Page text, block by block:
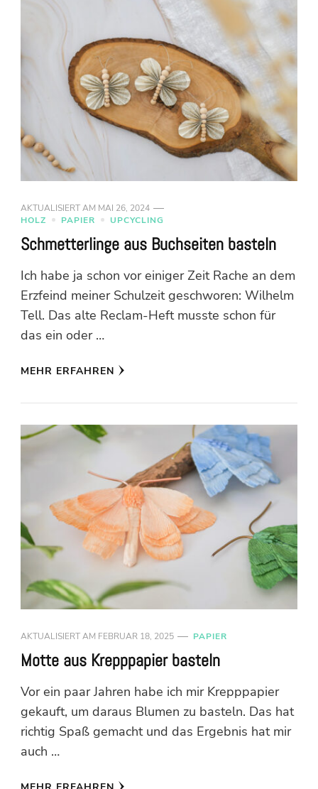
AKTUALISIERT AM MAI 26, 2024
HOLZ
PAPIER UPCYCLING
Schmetterlinge aus Buchseiten basteln
Ich habe ja schon vor einiger Zeit Rache an dem
Erzfeind meiner Schulzeit geschworen: Wilhelm
Tell. Das alte Reclam-Heft musste schon für
das ein oder …
MEHR ERFAHREN
AKTUALISIERT AM FEBRUAR 18, 2025 PAPIER
Motte aus Krepppapier basteln
Vor ein paar Jahren habe ich mir Krepppapier
gekauft, um daraus Blumen zu basteln. Das hat
richtig Spaß gemacht und das Ergebnis hat mir
auch …